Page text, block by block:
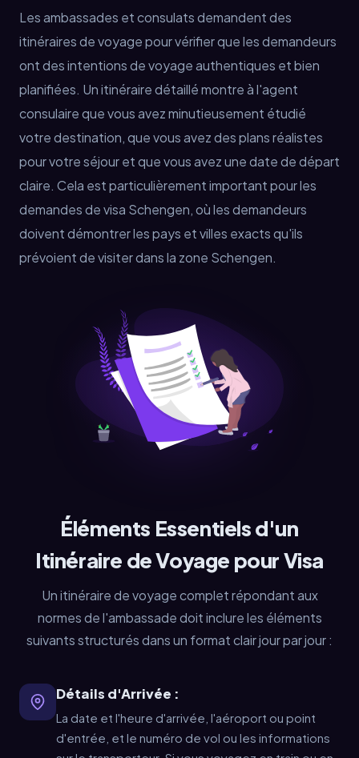
Les ambassades et consulats demandent des
itinéraires de voyage pour vérifier que les demandeurs
ont des intentions de voyage authentiques et bien
planifiées. Un itinéraire détaillé montre à l'agent
consulaire que vous avez minutieusement étudié
votre destination, que vous avez des plans réalistes
pour votre séjour et que vous avez une date de départ
claire. Cela est particulièrement important pour les
demandes de visa Schengen, où les demandeurs
doivent démontrer les pays et villes exacts qu'ils
prévoient de visiter dans la zone Schengen.
Éléments Essentiels d'un
Itinéraire de Voyage pour Visa
Un itinéraire de voyage complet répondant aux
normes de l'ambassade doit inclure les éléments
suivants structurés dans un format clair jour par jour :
Détails d'Arrivée :
La date et l'heure d'arrivée, l'aéroport ou point
d'entrée, et le numéro de vol ou les informations